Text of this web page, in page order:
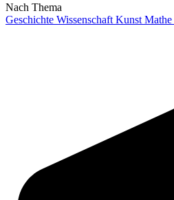
Nach Thema
Geschichte Wissenschaft Kunst Mathe